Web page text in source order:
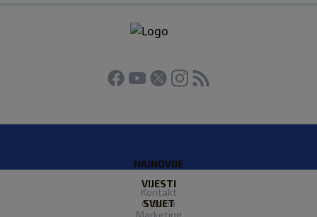
NAJNOVIJE
VIJESTI
SVIJET
Kontakt
O Nama
Marketing